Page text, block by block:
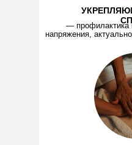
Вы не
арсенал
— профилактика
напряжения,